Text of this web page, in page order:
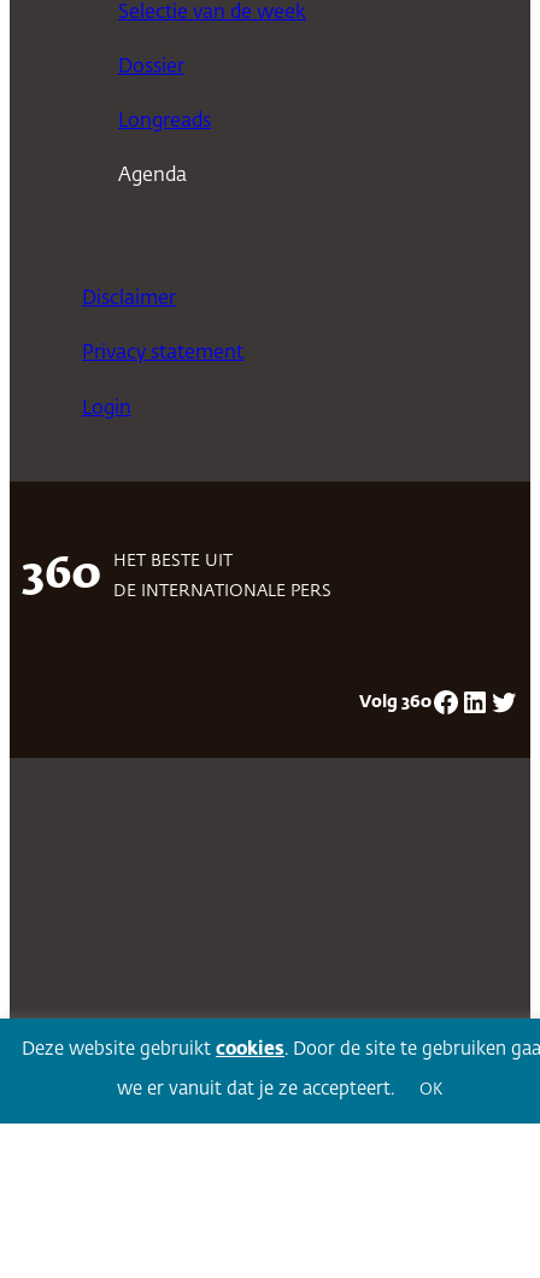
Selectie van de week
Dossier
Longreads
Agenda
Disclaimer
Privacy statement
Login
360
HET BESTE UIT
DE INTERNATIONALE PERS
Volg 360Facebook LinkedIn Twitter
Deze website gebruikt cookies. Door de site te gebruiken
we er vanuit dat je ze accepteert. OK